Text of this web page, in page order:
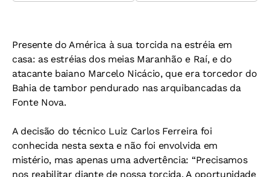
Presente do América à sua torcida na estréia em
casa: as estréias dos meias Maranhão e Raí, e do
atacante baiano Marcelo Nicácio, que era torcedor do
Bahia de tambor pendurado nas arquibancadas da
Fonte Nova.
A decisão do técnico Luiz Carlos Ferreira foi
conhecida nesta sexta e não foi envolvida em
mistério, mas apenas uma advertência: “Precisamos
nos reabilitar diante de nossa torcida. A oportunidade